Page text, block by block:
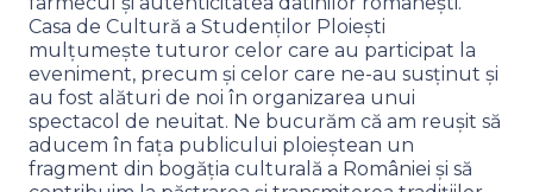
Casa de Cultură a Studenților Ploiești
mulțumește tuturor celor care au participat la
eveniment, precum și celor care ne-au susținut și
au fost alături de noi în organizarea unui
spectacol de neuitat. Ne bucurăm că am reușit să
aducem în fața publicului ploieștean un
fragment din bogăția culturală a României și să